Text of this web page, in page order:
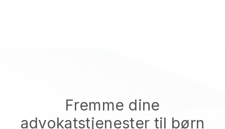
Fremme dine
advokatstjenester til børn